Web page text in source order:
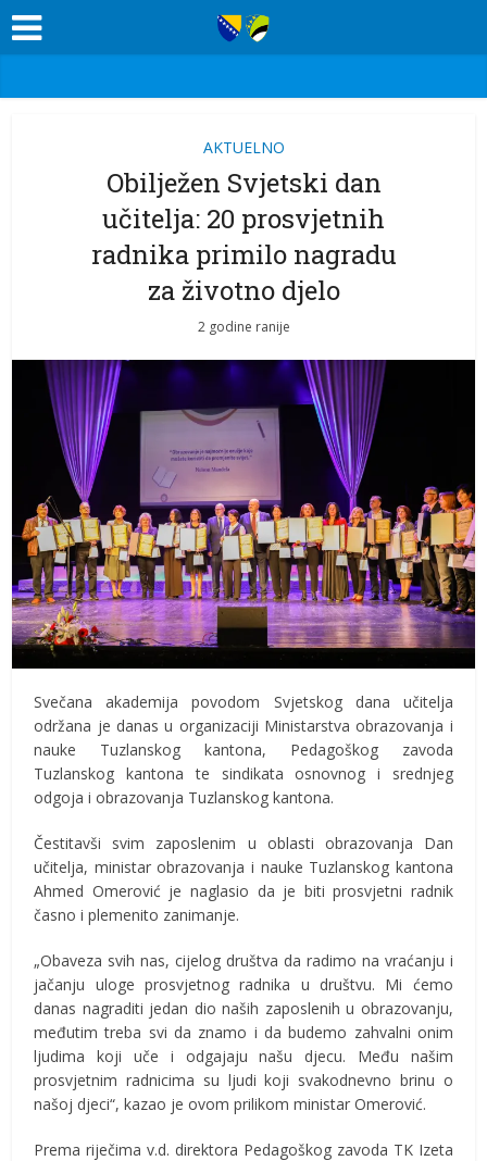
AKTUELNO
Obilježen Svjetski dan
učitelja: 20 prosvjetnih
radnika primilo nagradu
za životno djelo
2 godine ranije
Svečana akademija povodom Svjetskog dana učitelja
održana je danas u organizaciji Ministarstva obrazovanja i
nauke Tuzlanskog kantona, Pedagoškog zavoda
Tuzlanskog kantona te sindikata osnovnog i srednjeg
odgoja i obrazovanja Tuzlanskog kantona.
Čestitavši svim zaposlenim u oblasti obrazovanja Dan
učitelja, ministar obrazovanja i nauke Tuzlanskog kantona
Ahmed Omerović je naglasio da je biti prosvjetni radnik
časno i plemenito zanimanje.
„Obaveza svih nas, cijelog društva da radimo na vraćanju i
jačanju uloge prosvjetnog radnika u društvu. Mi ćemo
danas nagraditi jedan dio naših zaposlenih u obrazovanju,
međutim treba svi da znamo i da budemo zahvalni onim
ljudima koji uče i odgajaju našu djecu. Među našim
prosvjetnim radnicima su ljudi koji svakodnevno brinu o
našoj djeci“, kazao je ovom prilikom ministar Omerović.
Prema riječima v.d. direktora Pedagoškog zavoda TK Izeta